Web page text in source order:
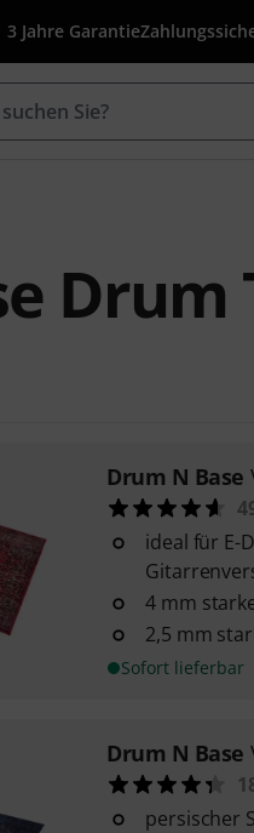
3 Jahre Garantie
Drum
Drum N Base
ideal für E-
4 mm
2,5 mm
Sofort lieferbar
Drum N Base
persischer